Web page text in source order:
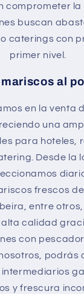
comprometer la
buscan
caterings con
primer nivel.
al
en la venta
una
para hoteles,
Desde la
frescos de
entre
alta calidad
con
podrás
intermediarios
y frescura